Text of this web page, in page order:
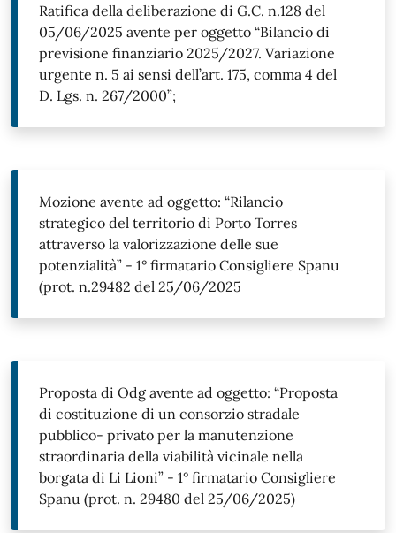
Ratifica della deliberazione di G.C. n.128 del
05/06/2025 avente per oggetto “Bilancio di
previsione finanziario 2025/2027. Variazione
urgente n. 5 ai sensi dell’art. 175, comma 4 del
D. Lgs. n. 267/2000”;
Mozione avente ad oggetto: “Rilancio
strategico del territorio di Porto Torres
attraverso la valorizzazione delle sue
potenzialità” - 1° firmatario Consigliere Spanu
(prot. n.29482 del 25/06/2025
Proposta di Odg avente ad oggetto: “Proposta
di costituzione di un consorzio stradale
pubblico- privato per la manutenzione
straordinaria della viabilità vicinale nella
borgata di Li Lioni” - 1° firmatario Consigliere
Spanu (prot. n. 29480 del 25/06/2025)